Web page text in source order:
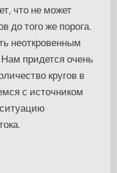
что не может
до того же порога.
неоткровенным
придется очень
кругов в
с источником